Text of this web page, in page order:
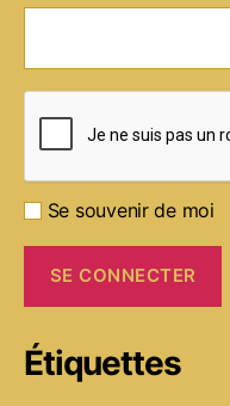
Se souvenir de moi
Étiquettes